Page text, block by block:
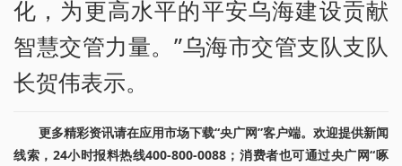
化，为更高水平的平安乌海建设贡献
智慧交管力量。”乌海市交管支队支队
长贺伟表示。
更多精彩资讯请在应用市场下载“央广网”客户端。欢迎提供新闻
线索，24小时报料热线400-800-0088；消费者也可通过央广网“啄